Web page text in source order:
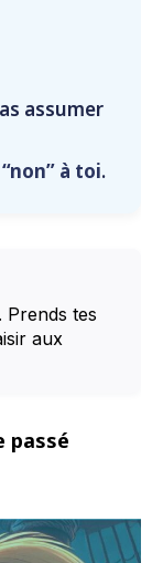
assumer
“non” à toi.
Prends tes
aux
passé